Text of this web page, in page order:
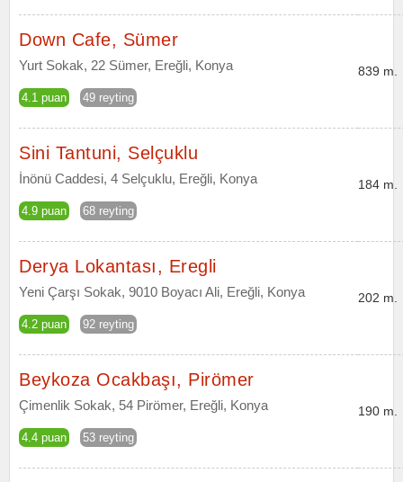
Down Cafe, Sümer
Yurt Sokak, 22 Sümer, Ereğli, Konya
4.1 puan 49 reyting
839 m.
Sini Tantuni, Selçuklu
İnönü Caddesi, 4 Selçuklu, Ereğli, Konya
4.9 puan 68 reyting
184 m.
Derya Lokantası, Eregli
Yeni Çarşı Sokak, 9010 Boyacı Ali, Ereğli, Konya
4.2 puan 92 reyting
202 m.
Beykoza Ocakbaşı, Pirömer
Çimenlik Sokak, 54 Pirömer, Ereğli, Konya
4.4 puan 53 reyting
190 m.